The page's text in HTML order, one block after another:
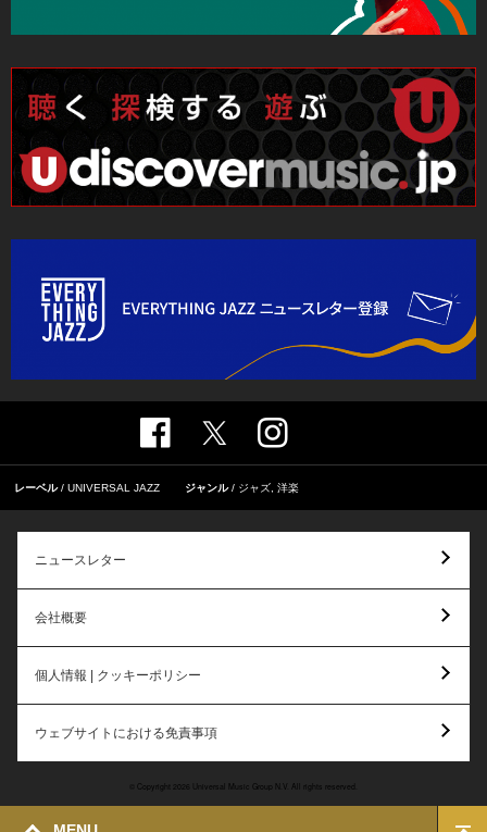
レーベル UNIVERSAL JAZZ ジャンル ジャズ 洋楽
ニュースレター
会社概要
個人情報 | クッキーポリシー
ウェブサイトにおける免責事項
© Copyright 2026 Universal Music Group N.V. All rights reserved.